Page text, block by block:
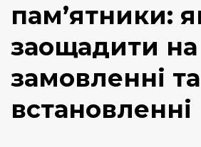
пам’ятники:
заощадити на
замовленні та
встановленні